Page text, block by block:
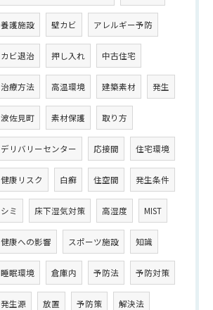
養護施設 壁カビ アレルギー予防
カビ退治 押し入れ 中古住宅
治療方法 高温環境 建築素材 発生
波佐見町 素材保護 取り方
デリバリーセンター 応接間 住宅環境
健康リスク 白癬 住空間 発生条件
シミ 床下湿気対策 高湿度 MIST
健康への影響 スポーツ施設 知識
睡眠環境 倉庫内 予防法 予防対策
発生源 放置 予防策 解決法